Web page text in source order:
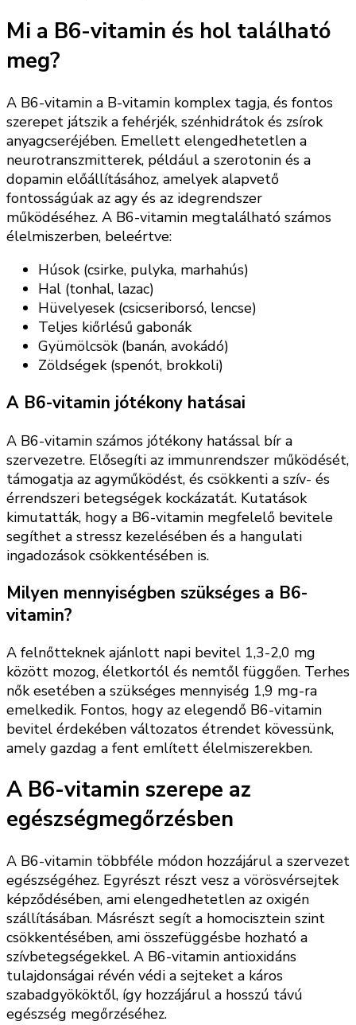
Mi a B6-vitamin és hol található
meg?
A B6-vitamin a B-vitamin komplex tagja, és fontos
szerepet játszik a fehérjék, szénhidrátok és zsírok
anyagcseréjében. Emellett elengedhetetlen a
neurotranszmitterek, például a szerotonin és a
dopamin előállításához, amelyek alapvető
fontosságúak az agy és az idegrendszer
működéséhez. A B6-vitamin megtalálható számos
élelmiszerben, beleértve:
Húsok (csirke, pulyka, marhahús)
Hal (tonhal, lazac)
Hüvelyesek (csicseriborsó, lencse)
Teljes kiőrlésű gabonák
Gyümölcsök (banán, avokádó)
Zöldségek (spenót, brokkoli)
A B6-vitamin jótékony hatásai
A B6-vitamin számos jótékony hatással bír a
szervezetre. Elősegíti az immunrendszer működését,
támogatja az agyműködést, és csökkenti a szív- és
érrendszeri betegségek kockázatát. Kutatások
kimutatták, hogy a B6-vitamin megfelelő bevitele
segíthet a stressz kezelésében és a hangulati
ingadozások csökkentésében is.
Milyen mennyiségben szükséges a B6-
vitamin?
A felnőtteknek ajánlott napi bevitel 1,3-2,0 mg
között mozog, életkortól és nemtől függően. Terhes
nők esetében a szükséges mennyiség 1,9 mg-ra
emelkedik. Fontos, hogy az elegendő B6-vitamin
bevitel érdekében változatos étrendet kövessünk,
amely gazdag a fent említett élelmiszerekben.
A B6-vitamin szerepe az
egészségmegőrzésben
A B6-vitamin többféle módon hozzájárul a szervezet
egészségéhez. Egyrészt részt vesz a vörösvérsejtek
képződésében, ami elengedhetetlen az oxigén
szállításában. Másrészt segít a homocisztein szint
csökkentésében, ami összefüggésbe hozható a
szívbetegségekkel. A B6-vitamin antioxidáns
tulajdonságai révén védi a sejteket a káros
szabadgyököktől, így hozzájárul a hosszú távú
egészség megőrzéséhez.